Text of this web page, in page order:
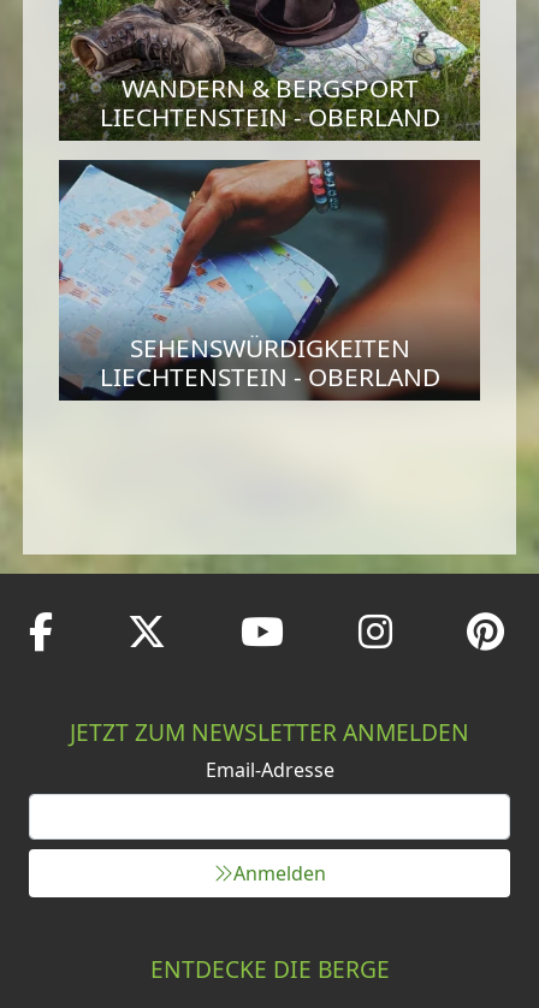
WANDERN & BERGSPORT
LIECHTENSTEIN - OBERLAND
SEHENSWÜRDIGKEITEN
LIECHTENSTEIN - OBERLAND
JETZT ZUM NEWSLETTER ANMELDEN
Email-Adresse
Anmelden
ENTDECKE DIE BERGE